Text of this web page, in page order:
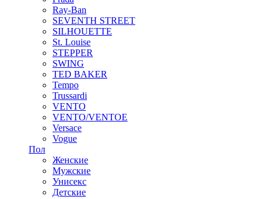
Ray-Ban
SEVENTH STREET
SILHOUETTE
St. Louise
STEPPER
SWING
TED BAKER
Tempo
Trussardi
VENTO
VENTO/VENTOE
Versace
Vogue
Пол
Женские
Мужские
Унисекс
Детские